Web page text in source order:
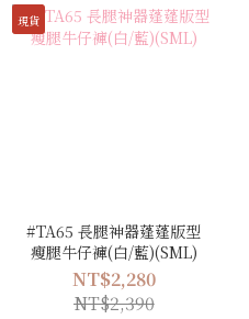
現貨
#TA65 長腿神器蓬蓬版型
瘦腿牛仔褲(白/藍)(SML)
NT$2,280
NT$2,390